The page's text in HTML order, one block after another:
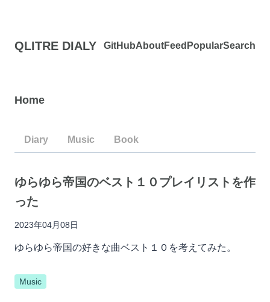
QLITRE DIALY GitHubAboutFeed PopularSearch
Home
Diary Music Book
ゆらゆら帝国のベスト１０プレイリストを作
った
2023年04月08日
ゆらゆら帝国の好きな曲ベスト１０を考えてみた。
Music